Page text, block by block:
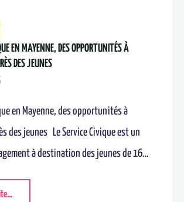
EN MAYENNE, DES OPPORTUNITÉS À
DES JEUNES
en Mayenne, des opportunités à
des jeunes​ Le Service Civique est un
à destination des jeunes de 16…